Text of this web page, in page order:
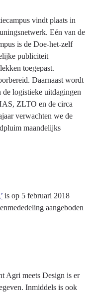
vindt plaats in
Eén van de
is de Doe-het-zelf
publiciteit
toegepast.
Daarnaast wordt
logistieke uitdagingen
ZLTO en de circa
verwachten we de
maandelijks
is op 5 februari 2018
aangeboden
Agri meets Design is er
Inmiddels is ook